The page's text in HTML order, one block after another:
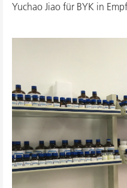
Yuchao Jiao für BYK in